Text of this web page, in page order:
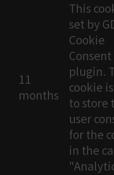
11
months
This
set by
Cookie
Consent
plugin.
cookie
to store
user
for the
in the